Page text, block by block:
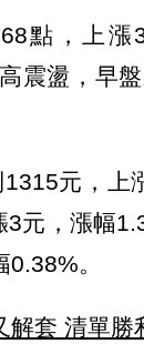
點，上漲
震盪，早盤
元，上
元，漲幅
。
套 清單勝